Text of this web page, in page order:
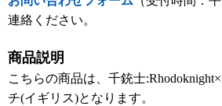
連絡ください。
商品説明
こちらの商品は、千銃士
チ(イギリス)となります。